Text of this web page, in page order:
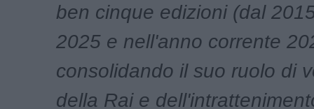
ben cinque edizioni (dal
2025 e nell'anno corrente
consolidando il suo ruolo di
della Rai e